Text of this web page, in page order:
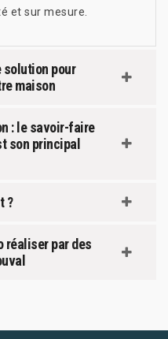
et sur mesure.
solution pour
maison
: le savoir-faire
son principal
?
réaliser par des